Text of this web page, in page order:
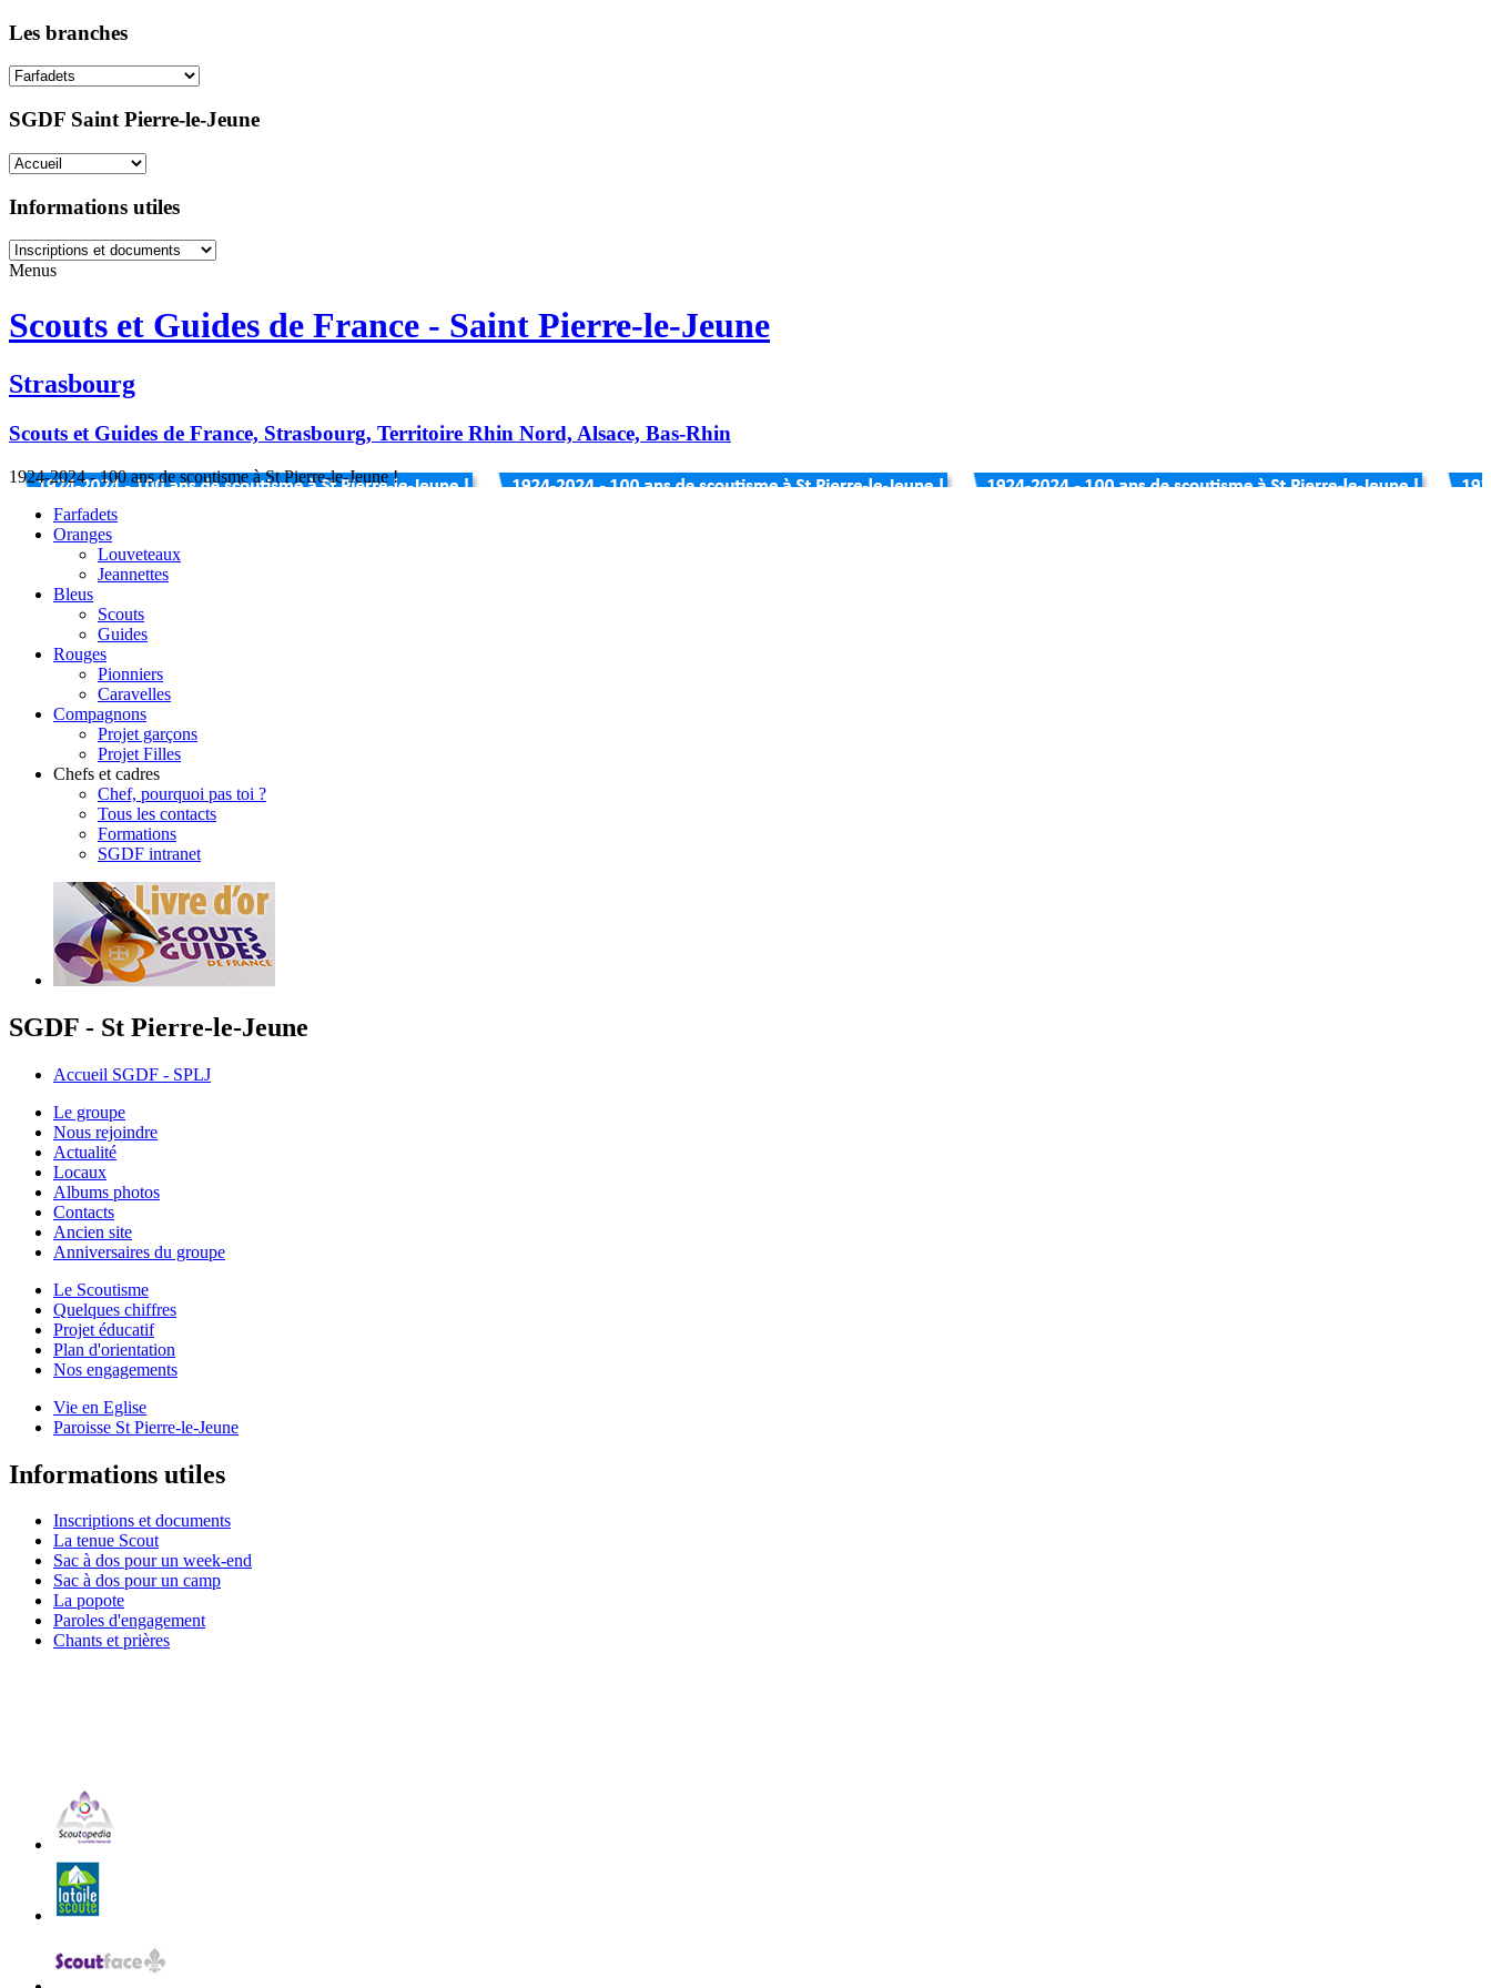
Les branches
SGDF Saint Pierre-le-Jeune
Informations utiles
Menus
Scouts et Guides de France - Saint Pierre-le-Jeune
Strasbourg
Scouts et Guides de France, Strasbourg, Territoire Rhin Nord, Alsace, Bas-Rhin
1924-2024 - 100 ans de scoutisme à St Pierre-le-Jeune !
Farfadets
Oranges
Louveteaux
Jeannettes
Bleus
Scouts
Guides
Rouges
Pionniers
Caravelles
Compagnons
Projet garçons
Projet Filles
Chefs et cadres
Chef, pourquoi pas toi ?
Tous les contacts
Formations
SGDF intranet
SGDF - St Pierre-le-Jeune
Accueil SGDF - SPLJ
Le groupe
Nous rejoindre
Actualité
Locaux
Albums photos
Contacts
Ancien site
Anniversaires du groupe
Le Scoutisme
Quelques chiffres
Projet éducatif
Plan d'orientation
Nos engagements
Vie en Eglise
Paroisse St Pierre-le-Jeune
Informations utiles
Inscriptions et documents
La tenue Scout
Sac à dos pour un week-end
Sac à dos pour un camp
La popote
Paroles d'engagement
Chants et prières